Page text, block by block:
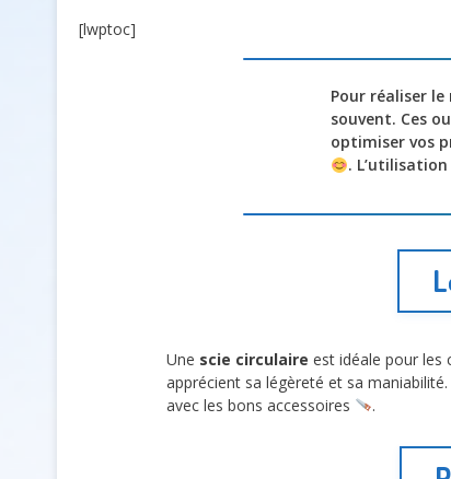
[lwptoc]
Pour réaliser le
souvent. Ces
optimiser vos
.
Une scie circulaire est idéale pour les
apprécient sa légèreté et sa
avec les bons accessoires
.